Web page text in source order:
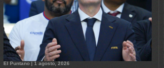
El Puntano | 1 agosto, 2026